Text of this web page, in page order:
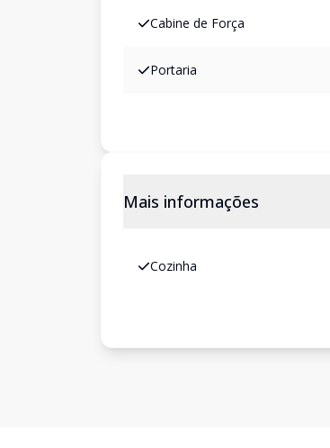
Cabine de Força
Portaria
Mais informações
Cozinha